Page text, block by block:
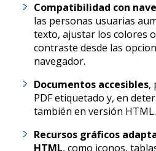
Compatibilidad con
las personas usuarias
texto, ajustar los colores
contraste desde las
navegador.
Documentos accesibles,
PDF etiquetado y, en
también en versión HTML.
Recursos gráficos
HTML, como iconos,